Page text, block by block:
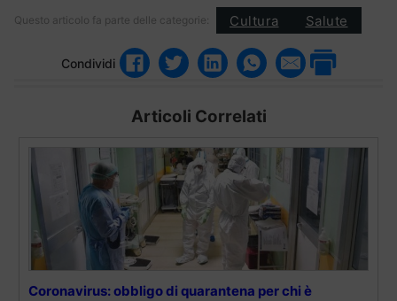
Questo articolo fa parte delle categorie: Cultura Salute
Condividi
Articoli Correlati
Coronavirus: obbligo di quarantena per chi è